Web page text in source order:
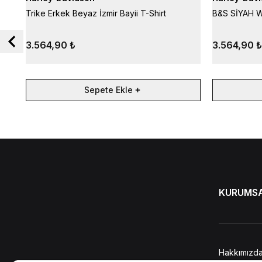
Trike Erkek Beyaz İzmir Bayii T-Shirt
3.564,90 ₺
Sepete Ekle
B&S SİYAH
3.564,90 ₺
Hakkımızda